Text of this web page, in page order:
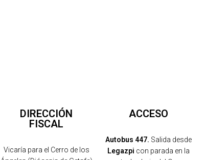
DIRECCIÓN
FISCAL
Vicaría para el Cerro de los
ACCESO
Autobus 447. Salida desde
Legazpi con parada en la